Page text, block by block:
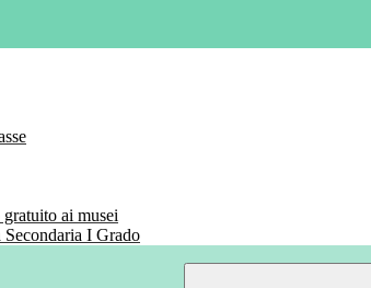
gratuito ai musei
I Grado